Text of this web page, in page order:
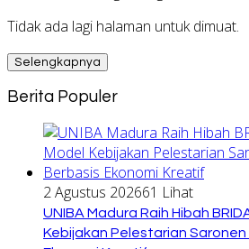
Tidak ada lagi halaman untuk dimuat.
Selengkapnya
Berita Populer
2 Agustus 202661 Lihat
UNIBA Madura Raih Hibah
Kebijakan Pelestarian Saronen